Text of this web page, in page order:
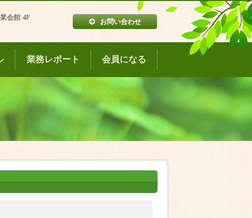
会館 4F
お問い合わせ
業務レポート 会員になる